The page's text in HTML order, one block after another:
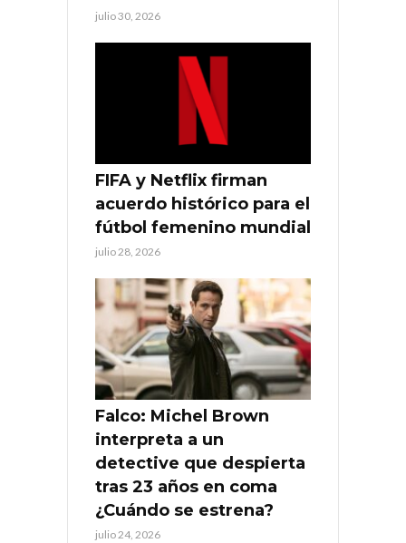
julio 30, 2026
FIFA y Netflix firman
acuerdo histórico para el
fútbol femenino mundial
julio 28, 2026
Falco: Michel Brown
interpreta a un
detective que despierta
tras 23 años en coma
¿Cuándo se estrena?
julio 24, 2026